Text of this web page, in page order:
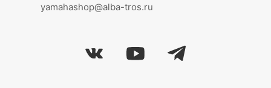
yamahashop@alba-tros.ru